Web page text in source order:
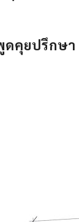
ดคุยปรึกษา